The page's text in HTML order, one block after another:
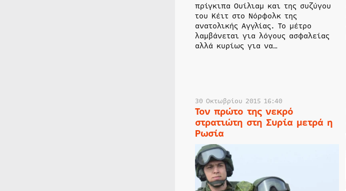
πρίγκιπα Ουίλιαμ και της συζύγου
του Κέιτ στο Νόρφολκ της
ανατολικής Αγγλίας. Το μέτρο
λαμβάνεται για λόγους ασφαλείας
αλλά κυρίως για να…
30 Οκτωβρίου 2015 16:40
Τον πρώτο της νεκρό
στρατιώτη στη Συρία μετρά η
Ρωσία